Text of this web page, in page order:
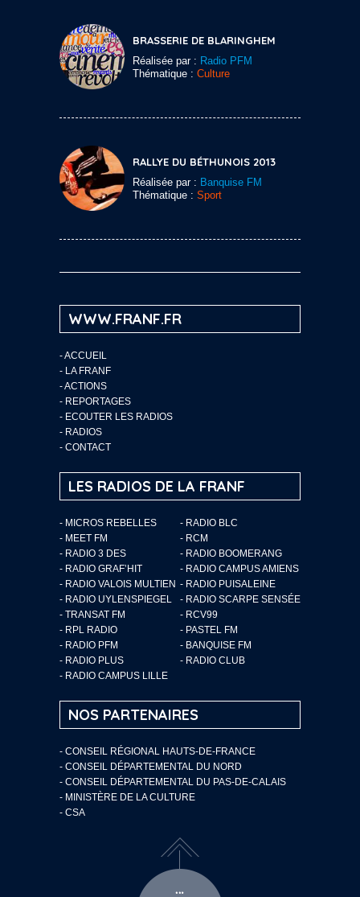
BRASSERIE DE BLARINGHEM
Réalisée par : Radio PFM
Thématique : Culture
RALLYE DU BÉTHUNOIS 2013
Réalisée par : Banquise FM
Thématique : Sport
WWW.FRANF.FR
-ACCUEIL
- LA FRANF
-ACTIONS
- REPORTAGES
- ECOUTER LES RADIOS
- RADIOS
- CONTACT
LES RADIOS DE LA FRANF
- MICROS REBELLES
- RADIO BLC
- MEET FM
- RCM
- RADIO 3 DES
- RADIO BOOMERANG
- RADIO GRAF’HIT
- RADIO CAMPUS AMIENS
- RADIO VALOIS MULTIEN - RADIO PUISALEINE
- RADIO UYLENSPIEGEL
- RADIO SCARPE SENSÉE
- TRANSAT FM
- RCV99
- RPL RADIO
- PASTEL FM
- RADIO PFM
- BANQUISE FM
- RADIO PLUS
- RADIO CLUB
- RADIO CAMPUS LILLE
NOS PARTENAIRES
- CONSEIL RÉGIONAL HAUTS-DE-FRANCE
- CONSEIL DÉPARTEMENTAL DU NORD
- CONSEIL DÉPARTEMENTAL DU PAS-DE-CALAIS
- MINISTÈRE DE LA CULTURE
- CSA